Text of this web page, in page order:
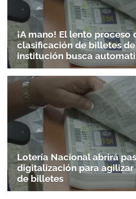
¡A mano! El lento proceso
clasificación de billetes
institución busca
Lotería Nacional abrirá
digitalización para
de billetes